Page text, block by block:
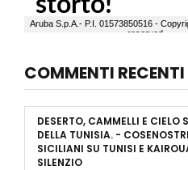
COMMENTI RECENTI
DESERTO, CAMMELLI E CIELO
DELLA TUNISIA. -
SICILIANI SU TUNISI E
SILENZIO